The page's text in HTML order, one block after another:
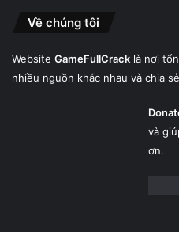
Về chúng tôi
Website GameFullCrack là nơi
nhiều nguồn khác nhau và chia
và
ơn.